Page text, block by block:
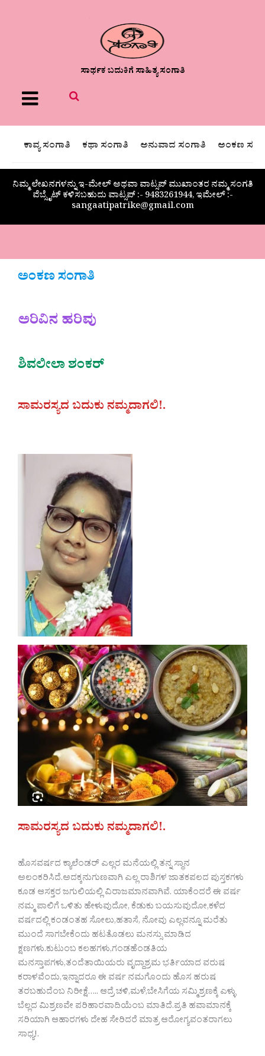
ಸಾರ್ಥಕ ಬದುಕಿಗೆ ಸಾಹಿತ್ಯ ಸಂಗಾತಿ
Menu
ಕಾವ್ಯ ಸಂಗಾತಿ ಕಥಾ ಸಂಗಾತಿ ಅನುವಾದ ಸಂಗಾತಿ ಅಂಕಣ
ನಿಮ್ಮ ಲೇಖನಗಳನ್ನು ಇ-ಮೇಲ್ ಅಥವಾ ವಾಟ್ಸಪ್ ಮುಖಾಂತರ ನಮ್ಮ ಸಂಗತಿ
ವೆಬ್ಸೈಟ್ ಕಳಿಸಬಹುದು ವಾಟ್ಸಪ್‌ :- 9483261944, ಇಮೇಲ್ :-
sangaatipatrike@gmail.com
ಅಂಕಣ ಸಂಗಾತಿ
ಅರಿವಿನ ಹರಿವು
ಶಿವಲೀಲಾಶಂಕರ್
ಸಾಮರಸ್ಯದ ಬದುಕು ನಮ್ಮದಾಗಲಿ!.
ಸಾಮರಸ್ಯದ ಬದುಕು ನಮ್ಮದಾಗಲಿ!.
ಹೊಸವರ್ಷದ ಕ್ಯಾಲೆಂಡರ್ ಎಲ್ಲರ ಮನೆಯಲ್ಲಿ ತನ್ನ ಸ್ಥಾನ
ಅಲಂಕರಿಸಿದೆ.ಅದಕ್ಕನುಗುಣವಾಗಿ ಎಲ್ಲ ರಾಶಿಗಳ ಜಾತಕಪಲದ ಪುಸ್ತಕಗಳು
ಕೂಡ ಆಸಕ್ತರ ಜಗುಲಿಯಲ್ಲಿ ವಿರಾಜಮಾನವಾಗಿವೆ. ಯಾಕೆಂದರೆ ಈ ವರ್ಷ
ನಮ್ಮ ಪಾಲಿಗೆ ಒಳಿತು ಹೇಳುವುದೋ, ಕೆಡುಕು ಬಯಸುವುದೋ,ಕಳೆದ
ವರ್ಷದಲ್ಲಿ ಕಂಡಂತಹ ಸೋಲು,ಹತಾಸೆ, ನೋವು ಎಲ್ಲವನ್ನೂ ಮರೆತು
ಮುಂದೆ ಸಾಗಬೇಕೆಂದು ಹಟತೊಡಲು ಮನಸ್ಸು ಮಾಡಿದ
ಕ್ಷಣಗಳು.ಕುಟುಂಬ ಕಲಹಗಳು,ಗಂಡಹೆಂಡತಿಯ
ಮನಸ್ತಾಪಗಳು,ತಂದೆತಾಯಿಯರು ವೃದ್ದಾಶ್ರಮ ಭರ್ತಿಯಾದ ವರುಷ
ಕರಾಳವೆಂದು,ಇನ್ನಾದರೂ ಈ ವರ್ಷ ನಮಗೊಂದು ಹೊಸ ಹರುಷ
ತರಬಹುದೆಂಬ ನಿರೀಕ್ಷೆ….. ಆದ್ರೆ ಚಳಿ,ಮಳೆ,ಬೇಸಿಗೆಯ ಸಮ್ಮಿಶ್ರಣಕ್ಕೆ ಎಳ್ಳು
ಬೆಲ್ಲದ‌ ಮಿಶ್ರಣವೇ ಪರಿಹಾರವಾದಿಯೆಂಬ ಮಾತಿದೆ.ಪ್ರತಿ ಹವಾಮಾನಕ್ಕೆ
ಸರಿಯಾಗಿ ಆಹಾರಗಳು ದೇಹ ಸೇರಿದರೆ ಮಾತ್ರ ಆರೋಗ್ಯವಂತರಾಗಲು‌
ಸಾಧ್ಯ!.